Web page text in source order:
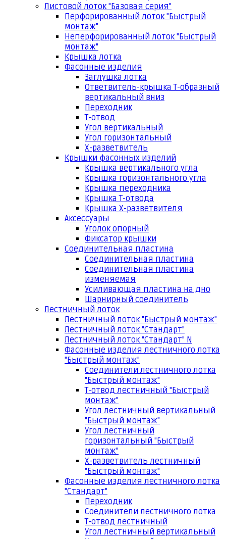
Листовой лоток "Базовая серия"
Перфорированный лоток "Быстрый
монтаж"
Неперфорированный лоток "Быстрый
монтаж"
Крышка лотка
Фасонные изделия
Заглушка лотка
Ответвитель-крышка Т-образный
вертикальный вниз
Переходник
Т-отвод
Угол вертикальный
Угол горизонтальный
Х-разветвитель
Крышки фасонных изделий
Крышка вертикального угла
Крышка горизонтального угла
Крышка переходника
Крышка Т-отвода
Крышка Х-разветвителя
Аксессуары
Уголок опорный
Фиксатор крышки
Соединительная пластина
Соединительная пластина
Соединительная пластина
изменяемая
Усиливающая пластина на дно
Шарнирный соединитель
Лестничный лоток
Лестничный лоток "Быстрый монтаж"
Лестничный лоток "Стандарт"
Лестничный лоток "Стандарт" N
Фасонные изделия лестничного лотка
"Быстрый монтаж"
Соединители лестничного лотка
"Быстрый монтаж"
Т-отвод лестничный "Быстрый
монтаж"
Угол лестничный вертикальный
"Быстрый монтаж"
Угол лестничный
горизонтальный "Быстрый
монтаж"
Х-разветвитель лестничный
"Быстрый монтаж"
Фасонные изделия лестничного лотка
"Стандарт"
Переходник
Соединители лестничного лотка
Т-отвод лестничный
Угол лестничный вертикальный